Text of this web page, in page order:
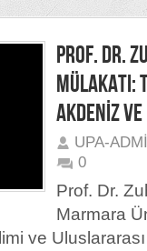
PROF. DR.
MÜLAKATI:
AKDENİZ
UPA-
0
Prof. Dr.
Marmara
ve